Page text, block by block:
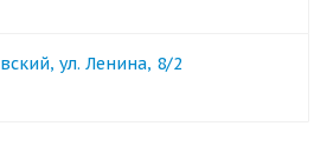
ул. Ленина, 8/2